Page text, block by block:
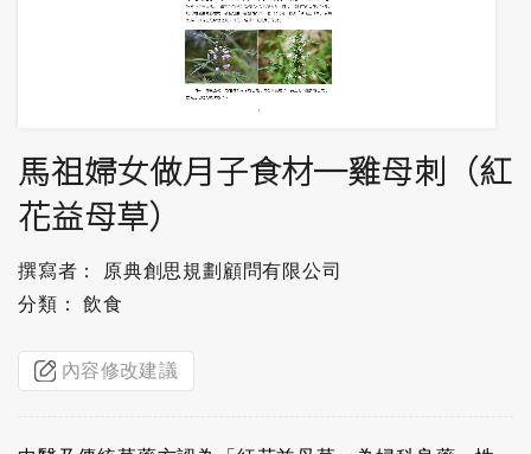
馬祖婦女做月子食材─雞母刺（紅
花益母草）
撰寫者： 原典創思規劃顧問有限公司
分類： 飲食
內容修改建議